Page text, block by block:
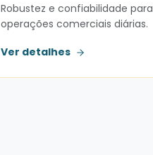
Robustez e confiabilidade para
operações comerciais diárias.
Ver detalhes